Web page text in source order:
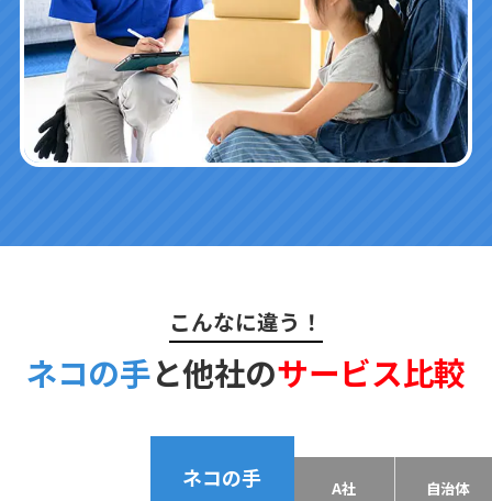
こんなに違う！
ネコの手と他社のサービス比較
ネコの手 A社 自治体